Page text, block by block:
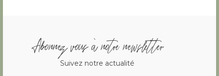
Abonnez vous à notre newsletter
Suivez notre actualité